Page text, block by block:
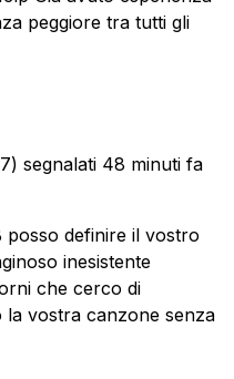
peggiore tra tutti gli
segnalati 48 minuti fa
posso definire il vostro
inesistente
che cerco di
vostra canzone senza